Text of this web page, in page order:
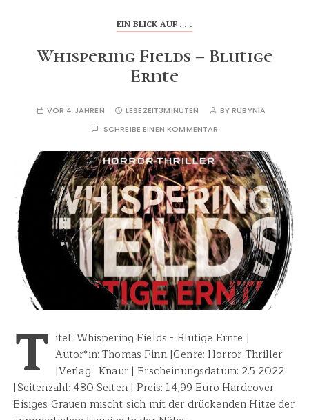
EIN BLICK AUF . . .
Whispering Fields – Blutige
Ernte
VOR 4 JAHREN LESEZEIT3MINUTEN BYRUBYNIA
SCHREIBE EINEN KOMMENTAR
T itel: Whispering Fields - Blutige Ernte |
Autor*in: Thomas Finn |Genre: Horror-Thriller
|Verlag: ‎ Knaur | Erscheinungsdatum: 2.5.2022
|Seitenzahl: 480 Seiten | Preis: 14,99 Euro Hardcover
Eisiges Grauen mischt sich mit der drückenden Hitze der